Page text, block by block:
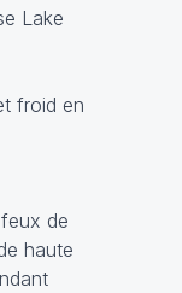
Lake
de
haute